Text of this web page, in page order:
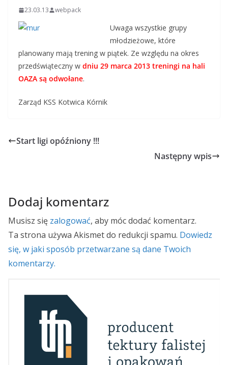
23.03.13 webpack
Uwaga wszystkie grupy
młodzieżowe, które
planowany mają trening w piątek. Ze względu na okres
przedświąteczny w dniu 29 marca 2013 treningi na hali
OAZA są odwołane.
Zarząd KSS Kotwica Kórnik
Start ligi opóźniony !!!
Następny wpis
Dodaj komentarz
Musisz się zalogować, aby móc dodać komentarz.
Ta strona używa Akismet do redukcji spamu. Dowiedz
się, w jaki sposób przetwarzane są dane Twoich
komentarzy.